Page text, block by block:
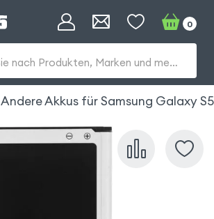
Suchen Sie nach Produkten, Marken und mehr...
0
Andere Akkus für Samsung Galaxy S5